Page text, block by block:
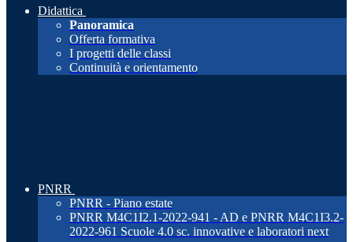
Didattica
Panoramica
Offerta formativa
I progetti delle classi
Continuità e orientamento
PNRR
PNRR - Piano estate
PNRR M4C1I2.1-2022-941 - AD e PNRR M4C1I3.2-
2022-961 Scuole 4.0 sc. innovative e laboratori next